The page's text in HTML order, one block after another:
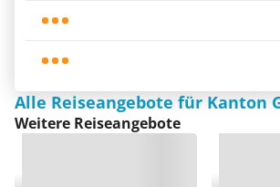
Alle Reiseangebote für Kanton
Weitere Reiseangebote